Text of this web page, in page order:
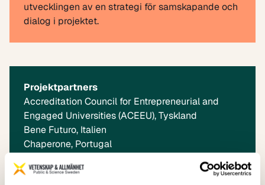
utvecklingen av en strategi för samskapande och
dialog i projektet.
Projektpartners
Accreditation Council for Entrepreneurial and
Engaged Universities (ACEEU), Tyskland
Bene Futuro, Italien
Chaperone, Portugal
The Lucian Blaga University of Sibiu (ULBS),